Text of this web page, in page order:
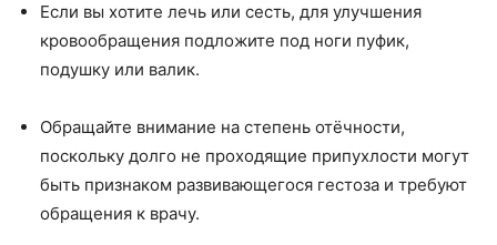
Если вы хотите лечь или сесть, для улучшения
кровообращения подложите под ноги пуфик,
подушку или валик.
Обращайте внимание на степень отёчности,
поскольку долго не проходящие припухлости могут
быть признаком развивающегося гестоза и требуют
обращения к врачу.